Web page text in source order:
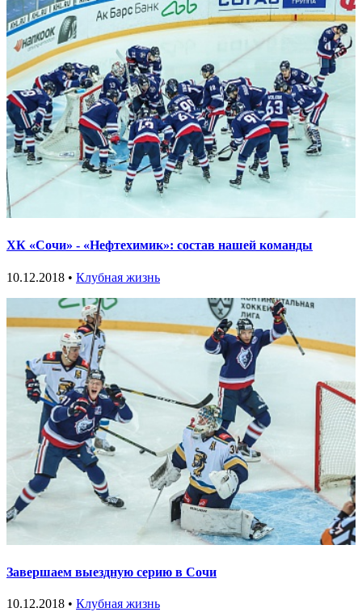
ХК «Сочи» - «Нефтехимик»: состав нашей команды
10.12.2018 • Клубная жизнь
Завершаем выездную серию в Сочи
10.12.2018 • Клубная жизнь